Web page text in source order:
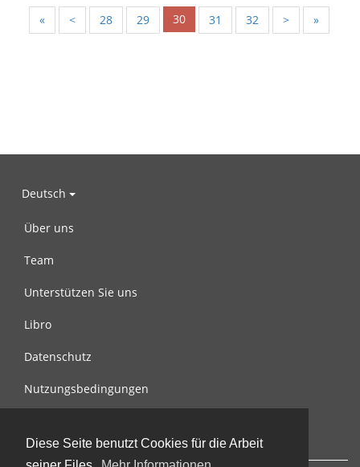
Diese Seite benutzt Cookies für die Arbeit
« < 28 29 30 31 32 > »
Deutsch
Über uns
Team
Unterstützen Sie uns
Libro
Datenschutz
Nutzungsbedingungen